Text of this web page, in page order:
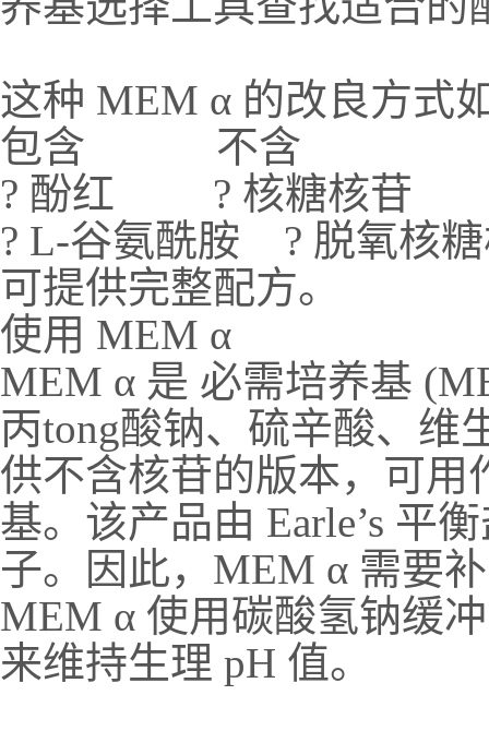
这种 MEM α 的改良方式
包含 不含
? 酚红 ? 核糖核苷
? L-谷氨酰胺 ? 脱氧核
可提供完整配方。
使用 MEM α
MEM α 是 必需培养基
丙tong酸钠、硫辛酸、维
供不含核苷的版本，可用
基。该产品由 Earle’s 平
子。因此，MEM α 需要
MEM α 使用碳酸氢钠缓
来维持生理 pH 值。